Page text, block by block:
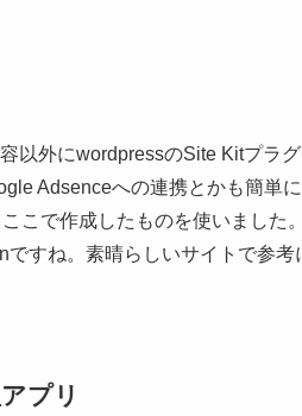
以外にwordpressのSite Kitプラ
Adsenceへの連携とかも簡単
こで作成したものを使いました
すね。素晴らしいサイトで参
プリ